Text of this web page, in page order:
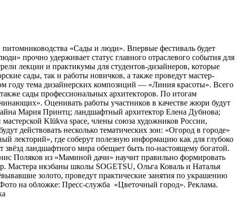
«Сады и люди». Впервые фестиваль будет
прочно удерживает статус главного отраслевого события для
лекции и практикумы для студентов-дизайнеров, которые
сады, так и работы новичков, а также проведут мастер-
году тема дизайнерских композиций — «Линия красоты». Всего
сады профессиональных архитекторов. По итогам
Оценивать работы участников в качестве жюри будут
Мария Принтц; ландшафтный архитектор Елена Дубнова;
Klükva space, члены союза художников России,
действовать несколько тематических зон: «Огород в городе»
лекторий», где соберут полезную информацию как для глубоко
ландшафтного мира обещает быть по-настоящему богатой.
Поляков из «Маминой дачи» научит правильно формировать
Мастера икэбаны школы SOGETSU, Ольга Коваль и Наталья
золото, проведут практические занятия по украшению
на обложке: Пресс-служба «Цветочный город». Реклама.